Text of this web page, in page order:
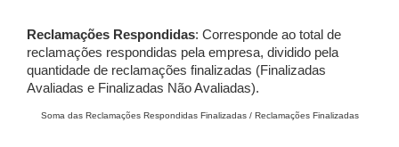
Reclamações Respondidas: Corresponde ao total de
reclamações respondidas pela empresa, dividido pela
quantidade de reclamações finalizadas (Finalizadas
Avaliadas e Finalizadas Não Avaliadas).
Soma das Reclamações Respondidas Finalizadas / Reclamações Finalizadas